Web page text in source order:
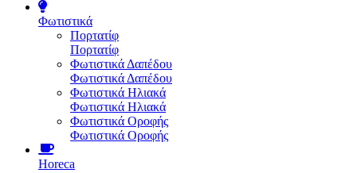
Φωτιστικά
Πορτατίφ
Πορτατίφ
Φωτιστικά Δαπέδου
Φωτιστικά Δαπέδου
Φωτιστικά Ηλιακά
Φωτιστικά Ηλιακά
Φωτιστικά Οροφής
Φωτιστικά Οροφής
Horeca